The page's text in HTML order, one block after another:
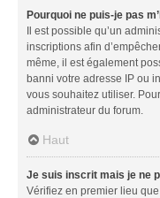
Pourquoi ne puis-je pas
Il est possible qu’un
inscriptions afin
même, il est également
banni votre adresse IP ou
vous souhaitez utiliser.
administrateur du forum.
Haut
Je suis inscrit mais je ne
Vérifiez en premier lieu